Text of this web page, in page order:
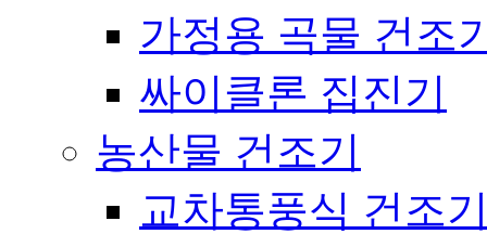
가정용 곡물 건조
싸이클론 집진기
농산물 건조기
교차통풍식 건조